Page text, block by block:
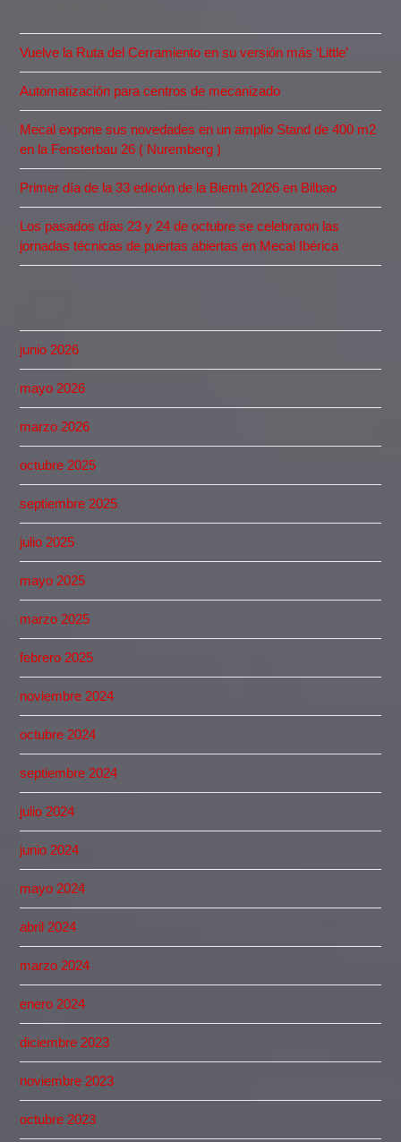
Vuelve la Ruta del Cerramiento en su versión más ‘Little’
Automatización para centros de mecanizado
Mecal expone sus novedades en un amplio Stand de 400 m2
en la Fensterbau 26 ( Nuremberg )
Primer día de la 33 edición de la Biemh 2026 en Bilbao
Los pasados días 23 y 24 de octubre se celebraron las
jornadas técnicas de puertas abiertas en Mecal Ibérica
junio 2026
mayo 2026
marzo 2026
octubre 2025
septiembre 2025
julio 2025
mayo 2025
marzo 2025
febrero 2025
noviembre 2024
octubre 2024
septiembre 2024
julio 2024
junio 2024
mayo 2024
abril 2024
marzo 2024
enero 2024
diciembre 2023
noviembre 2023
octubre 2023